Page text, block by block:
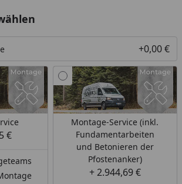
+0,00 €
€
Montage-Service (inkl.
Fundamentarbeiten
und Betonieren der
Pfostenanker)
+ 2.944,69 €